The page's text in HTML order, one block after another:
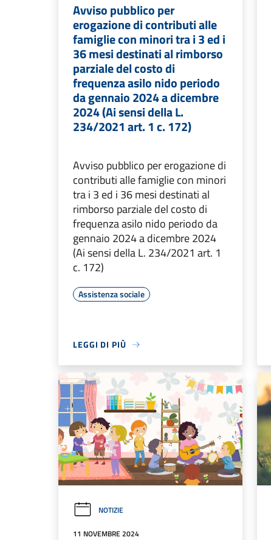
Avviso pubblico per
erogazione di contributi alle
famiglie con minori tra i 3 ed i
36 mesi destinati al rimborso
parziale del costo di
frequenza asilo nido periodo
da gennaio 2024 a dicembre
2024 (Ai sensi della L.
234/2021 art. 1 c. 172)
Avviso pubblico per erogazione di
contributi alle famiglie con minori
tra i 3 ed i 36 mesi destinati al
rimborso parziale del costo di
frequenza asilo nido periodo da
gennaio 2024 a dicembre 2024
(Ai sensi della L. 234/2021 art. 1
c. 172)
Assistenza sociale
LEGGI DI PIÙ
NOTIZIE
11 NOVEMBRE 2024